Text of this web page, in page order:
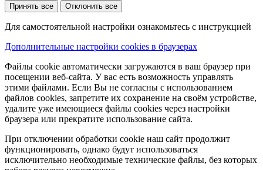
Принять все Отклонить все
Для самостоятельной настройки ознакомьтесь с инструкцией
Дополнительные настройки cookies в браузерах
Файлы cookie автоматически загружаются в ваш браузер при
посещении веб-сайта. У вас есть возможность управлять
этими файлами. Если Вы не согласны с использованием
файлов cookies, запретите их сохранение на своём устройстве,
удалите уже имеющиеся файлы cookies через настройки
браузера или прекратите использование сайта.
При отключении обработки cookie наш сайт продолжит
функционировать, однако будут использоваться
исключительно необходимые технические файлы, без которых